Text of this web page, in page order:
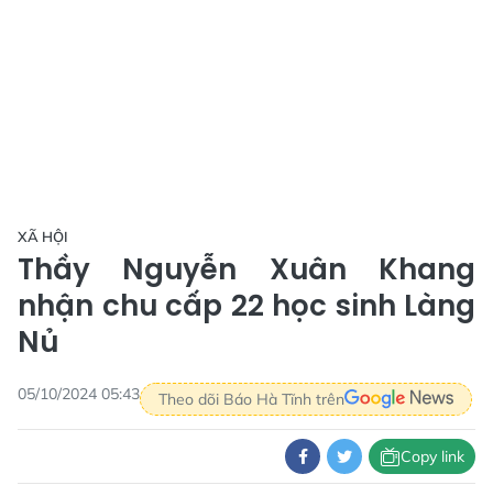
XÃ HỘI
Thầy Nguyễn Xuân Khang
nhận chu cấp 22 học sinh Làng
Nủ
05/10/2024 05:43 Theo dõi Báo Hà Tĩnh trên
Copy link